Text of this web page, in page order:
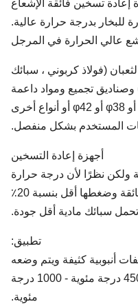
تسخين فائقة الإشعاع
بدرجة حرارة عالية.
الحرارة في المرجل
(فولاذ كربوني ، سبائك
تجميع ومواد داعمة
أخرى.تحتوي الأنابيب عمومًا على 32 أو φ38 أو φ42 أو أنواع أخرى
بشكل منفصل.
أجهزة إعادة التسخين
نظرًا لأن درجة حرارة
خروجها أقل قليلاً من السخانات الفائقة وضغطها أقل بنسبة 20٪
تطبيق:
كثيفة ويتم وضعه
في المدخنة تحت درجة حرارة 450 درجة مئوية - 1000 درجة
مئوية.